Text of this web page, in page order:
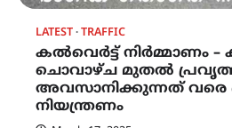
LATEST TRAFFIC
കൽവെർട്ട് നിർമ്മാണം –
ചൊവാഴ്ച മുതൽ
അവസാനിക്കുന്നത് വരെ
നിയന്ത്രണം